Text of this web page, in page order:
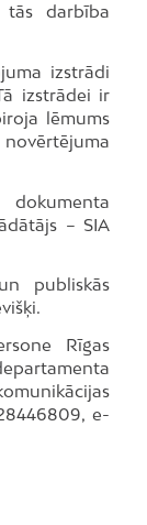
tās darbība
izstrādi
izstrādei ir
lēmums
– SIA
publiskās
Rīgas
e-